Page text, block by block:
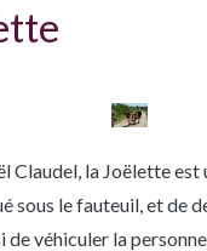
Claudel, la Joëlette est
sous le fauteuil, et de
véhiculer la